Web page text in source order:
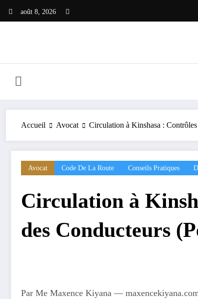
août 8, 2026
Accueil Avocat Circulation à Kinshasa :
Avocat Code De La Route Conseils Pratiques
Circulation à
des Conducteurs
Par Me Maxence Kiyana —